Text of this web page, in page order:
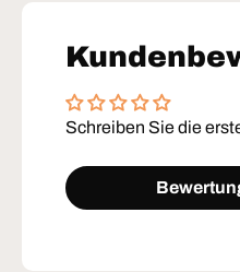
Schreiben Sie die